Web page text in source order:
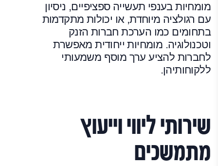
מומחיות בענפי תעשייה ספציפיים, ניסיון
עם רגולציה מיוחדת, או יכולות מתקדמות
בתחומים כמו הערכת חברות הזנק
וטכנולוגיה. מומחיות ייחודית מאפשרת
לחברות להציע ערך מוסף משמעותי
ללקוחותיהן.
שירותי ליווי וייעוץ
מתמשכים